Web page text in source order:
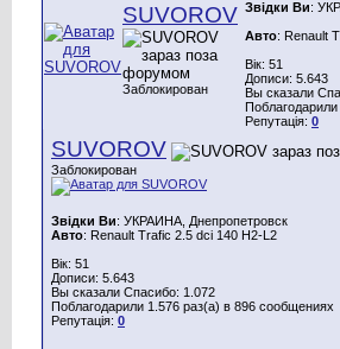
SUVOROV
Заблокирован
Звідки Ви:
Авто: Renault
Вік: 51
Дописи: 5.643
Вы сказали
Репутація: 0
SUVOROV
Заблокирован
Звідки Ви: УКРАИНА, Днепропетровск
Авто: Renault Trafic 2.5 dci 140 H2-L2
Вік: 51
Дописи: 5.643
Вы сказали Спасибо: 1.072
Поблагодарили 1.576 раз(а) в 896 сообщениях
Репутація: 0